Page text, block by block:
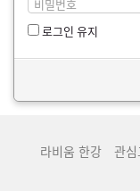
로그인 유지
라비움 한강 관